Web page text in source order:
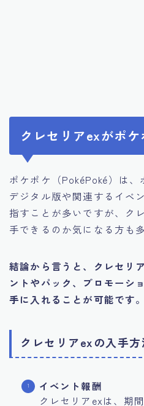
クレセリアexがポ
ポケポケ（PokéPoké）は
デジタル版や関連するイベ
指すことが多いですが、ク
手できるのか気になる方も
結論から言うと、クレセリ
ントやパック、プロモーシ
手に入れることが可能です。
クレセリアexの入手方
イベント報酬
クレセリアexは、期